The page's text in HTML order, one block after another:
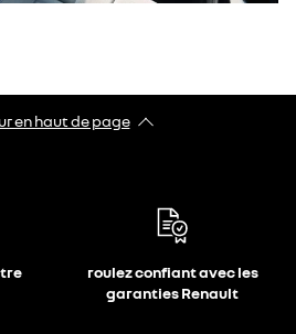
en haut de page​
roulez confiant avec les
garanties Renault